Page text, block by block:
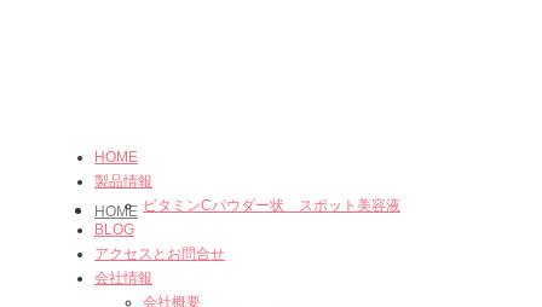
HOME
HOME
製品情報
ビタミンCパウダー状 スポット美容液
BLOG
アクセスとお問合せ
会社情報
会社概要